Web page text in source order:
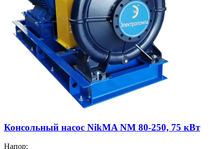
Консольный насос NikMA NM 80-250, 75 кВт
Напор: